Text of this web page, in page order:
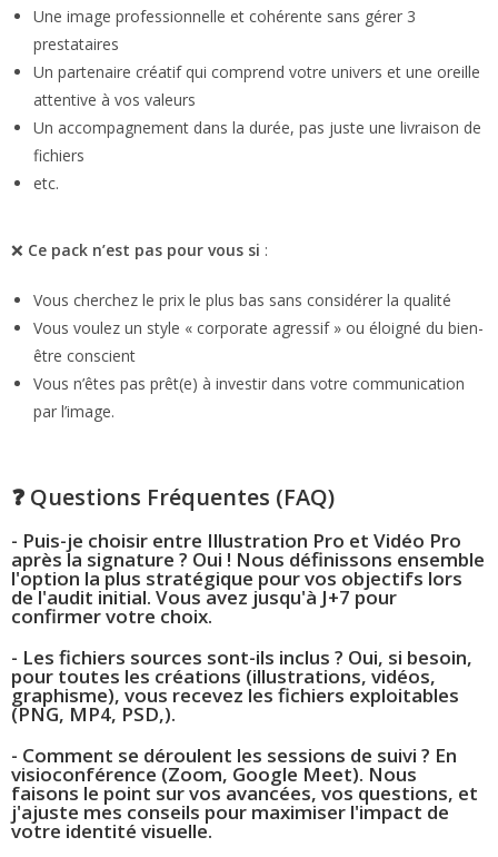
Une image professionnelle et cohérente sans gérer 3
prestataires
Un partenaire créatif qui comprend votre univers et une oreille
attentive à vos valeurs
Un accompagnement dans la durée, pas juste une livraison de
fichiers
etc.
❌ Ce pack n’est pas pour vous si :
Vous cherchez le prix le plus bas sans considérer la qualité
Vous voulez un style « corporate agressif » ou éloigné du bien-
être conscient
Vous n’êtes pas prêt(e) à investir dans votre communication
par l’image.
❓ Questions Fréquentes (FAQ)
- Puis-je choisir entre Illustration Pro et Vidéo Pro
après la signature ? Oui ! Nous définissons ensemble
l'option la plus stratégique pour vos objectifs lors
de l'audit initial. Vous avez jusqu'à J+7 pour
confirmer votre choix.
- Les fichiers sources sont-ils inclus ? Oui, si besoin,
pour toutes les créations (illustrations, vidéos,
graphisme), vous recevez les fichiers exploitables
(PNG, MP4, PSD,).
- Comment se déroulent les sessions de suivi ? En
visioconférence (Zoom, Google Meet). Nous
faisons le point sur vos avancées, vos questions, et
j'ajuste mes conseils pour maximiser l'impact de
votre identité visuelle.